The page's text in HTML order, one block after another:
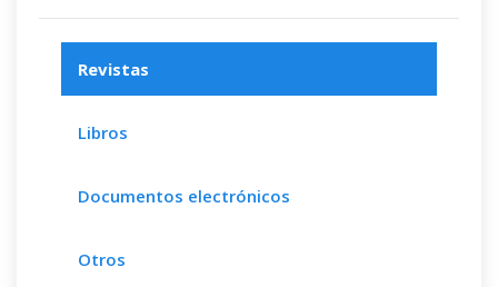
Revistas
Libros
Documentos electrónicos
Otros